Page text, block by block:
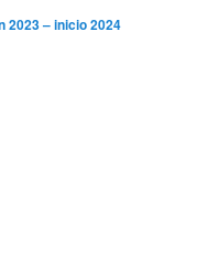
2023 – inicio 2024